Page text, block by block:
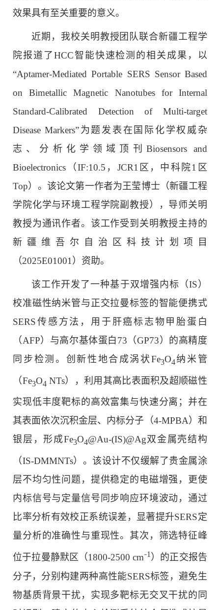
效果具有至关重要的意义。
近期，我校关明教授团队联合新疆工程学
院报道了HCC智能快速检测的相关成果，以
“Aptamer-Mediated Portable SERS Sensor Based
on Bimetallic Magnetic Nanotubes for Internal
Standard-Calibrated Detection of Multi-target
Disease Markers”为题发表在国际化学权威杂
志、分析化学领域顶刊Biosensors and
Bioelectronics（IF:10.5，JCR1区，中科院1区
Top）。该论文第一作者为王莹博士（新疆工程
学院化学与环境工程学院副教授），导师关明
教授为通讯作者。该工作受到关明教授主持的
新疆维吾尔自治区科技计划项目
（2025E01001）资助。
该工作开发了一种基于双增强内标（IS）
校准磁性纳米管与正交拉曼标签的智能便携式
SERS传感方法，用于肝癌标志物甲胎蛋白
（AFP）与高尔基体蛋白73（GP73）的高精度
同步检测。创新性地合成涡状Fe3O4纳米管
（Fe3O4 NTs），利用其高比表面积及超顺磁性
实现低丰度靶标的高效富集与快速分离；并在
其表面依次沉积金层、内标分子（4-MPBA）和
银层，形成Fe3O4@Au-(IS)@Ag双金属壳结构
（IS-DMMNTs）。该设计不仅缓解了贵金属涂
层不均匀性问题，提供稳定的电磁增强，更使
内标信号与定量信号同步响应环境波动，通过
比率分析有效校正系统误差，显著提升SERS定
量分析的准确性与重现性。其次，筛选特征峰
位于拉曼静默区（1800-2500 cm⁻1 ）的正交报告
分子，分别构建两种高性能SERS标签，避免生
物基质背景干扰，实现多靶标无交叉干扰的同